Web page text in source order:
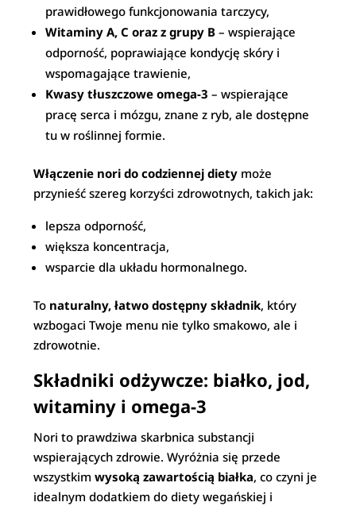
prawidłowego funkcjonowania tarczycy,
Witaminy A, C oraz z grupy B – wspierające
odporność, poprawiające kondycję skóry i
wspomagające trawienie,
Kwasy tłuszczowe omega-3 – wspierające
pracę serca i mózgu, znane z ryb, ale dostępne
tu w roślinnej formie.
Włączenie nori do codziennej diety może
przynieść szereg korzyści zdrowotnych, takich jak:
lepsza odporność,
większa koncentracja,
wsparcie dla układu hormonalnego.
To naturalny, łatwo dostępny składnik, który
wzbogaci Twoje menu nie tylko smakowo, ale i
zdrowotnie.
Składniki odżywcze: białko, jod,
witaminy i omega-3
Nori to prawdziwa skarbnica substancji
wspierających zdrowie. Wyróżnia się przede
wszystkimwysoką zawartością białka, co czyni je
idealnym dodatkiem do diety wegańskiej i